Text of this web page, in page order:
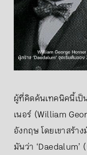
ผู้ที่คิดค้นเทคนิคนี้เ
เนอร์ (William
อังกฤษ โดยเขาสร้า
มันว่า